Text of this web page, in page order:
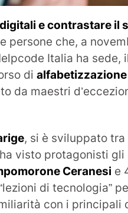
e contrastare il
persone che, a
Italia ha sede,
di
da maestri
, si è sviluppato
visto protagonisti
Ceranesi e
di tecnologia”
con i principali